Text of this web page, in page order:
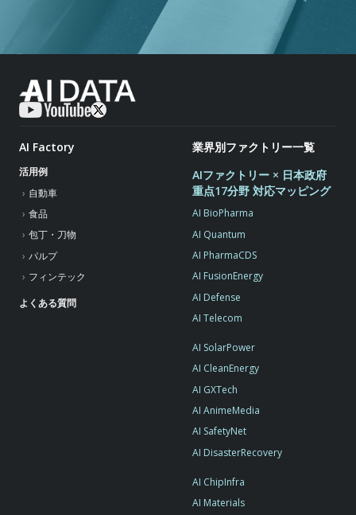
AI Factory
活用例
自動車
食品
包丁・刀物
パルプ
フィンテック
よくある質問
業界別ファクトリー一覧
AIファクトリー × 日本政府
重点17分野 対応マッピング
AI BioPharma
AI Quantum
AI PharmaCDS
AI FusionEnergy
AI Defense
AI Telecom
AI SolarPower
AI CleanEnergy
AI GXTech
AI AnimeMedia
AI SafetyNet
AI DisasterRecovery
AI ChipInfra
AI Materials